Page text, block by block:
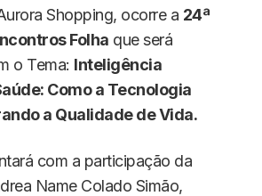
Shopping, ocorre a 24ª
Folha que será
o Tema: Inteligência
Como a Tecnologia
a Qualidade de Vida.
com a participação da
Name Colado Simão,